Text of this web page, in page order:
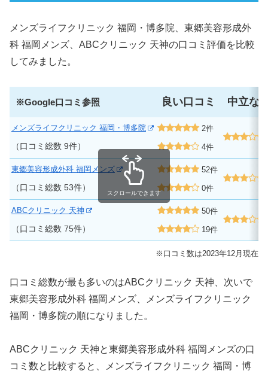
メンズライフクリニック 福岡・博多院、東郷美容形成外
科 福岡メンズ、ABCクリニック 天神の口コミ評価を比較
してみました。
※Google口コミ参照 良い口コミ 中立な
メンズライフクリニック 福岡・博多院
（口コミ総数 9件）
2件
4件
東郷美容形成外科 福岡メンズ
（口コミ総数 53件）
52件
0件
ABCクリニック 天神
（口コミ総数 75件）
50件
19件
スクロールできます
※口コミ数は2023年12月現在
口コミ総数が最も多いのはABCクリニック 天神、次いで
東郷美容形成外科 福岡メンズ、メンズライフクリニック
福岡・博多院の順になりました。
ABCクリニック 天神と東郷美容形成外科 福岡メンズの口
コミ数と比較すると、メンズライフクリニック 福岡・博